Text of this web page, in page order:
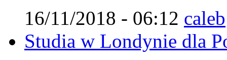
16/11/2018 - 06:12 caleb
Studia w Londynie dla